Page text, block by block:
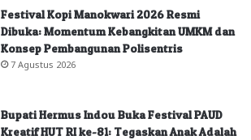
Festival Kopi Manokwari 2026 Resmi
Dibuka: Momentum Kebangkitan UMKM dan
Konsep Pembangunan Polisentris
7 Agustus 2026
Bupati Hermus Indou Buka Festival PAUD
Kreatif HUT RI ke-81: Tegaskan Anak Adalah